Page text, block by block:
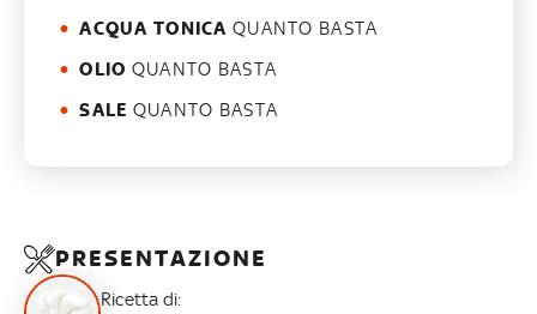
ACQUA TONICA QUANTO BASTA
OLIO QUANTO BASTA
SALE QUANTO BASTA
PRESENTAZIONE
Ricetta di: